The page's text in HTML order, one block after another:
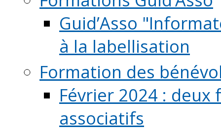
Guid’Asso
à la labellisation
Formation des
Février 2024 :
associatifs